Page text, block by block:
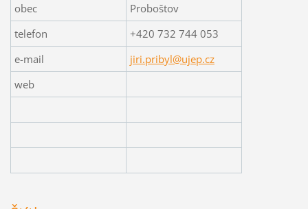
obec
Proboštov
telefon
+420 732 744 053
e-mail
jiri.pribyl@ujep.cz
web